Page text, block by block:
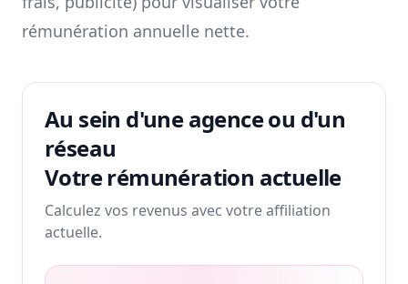
rémunération annuelle nette.
Au sein d'une agence ou d'un
réseau
Votre rémunération actuelle
Calculez vos revenus avec votre affiliation
actuelle.